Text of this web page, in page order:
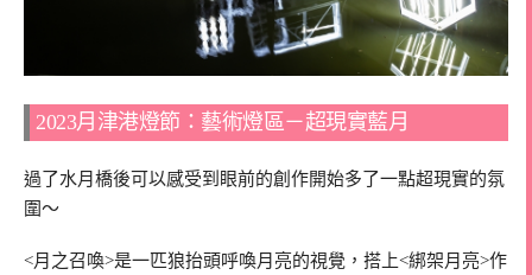
2023月津港燈節：藝術燈區－超現實藍月
過了水月橋後可以感受到眼前的創作開始多了一點超現實的氛
圍～
<月之召喚>是一匹狼抬頭呼喚月亮的視覺，搭上<綁架月亮>作